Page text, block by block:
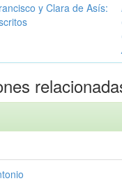
y Clara de Asís: